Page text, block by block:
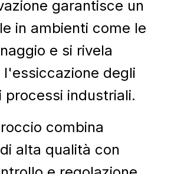
garantisce un
in ambienti come le
e si rivela
l'essiccazione degli
processi industriali.
combina
alta qualità con